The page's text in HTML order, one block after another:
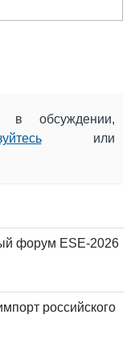
в обсуждении,
или
форум ESE-2026
российского